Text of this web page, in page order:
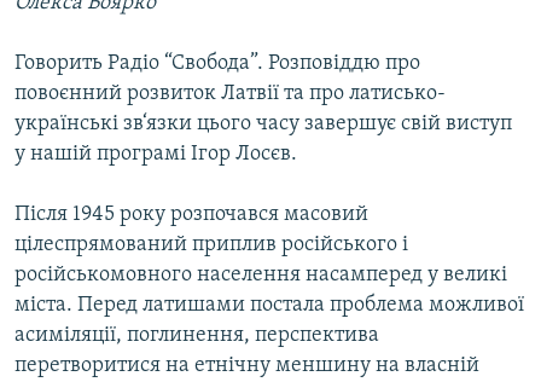
Говорить Радіо “Свобода”. Розповіддю про
повоєнний розвиток Латвії та про латисько-
українські зв‘язки цього часу завершує свій виступ
у нашій програмі Ігор Лосєв.
Після 1945 року розпочався масовий
цілеспрямований приплив російського і
російськомовного населення насамперед у великі
міста. Перед латишами постала проблема можливої
асиміляції, поглинення, перспектива
перетворитися на етнічну меншину на власній